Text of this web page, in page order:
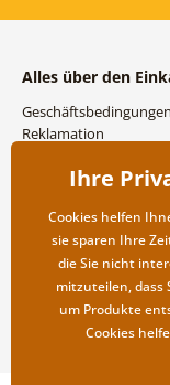
Alles über den
Reklamation
Versand- und
Rücksendung der
Ihre
Cookies helfen
sie sparen Ihre
die Sie nicht
mitzuteilen, dass
um Produkte
Cookies